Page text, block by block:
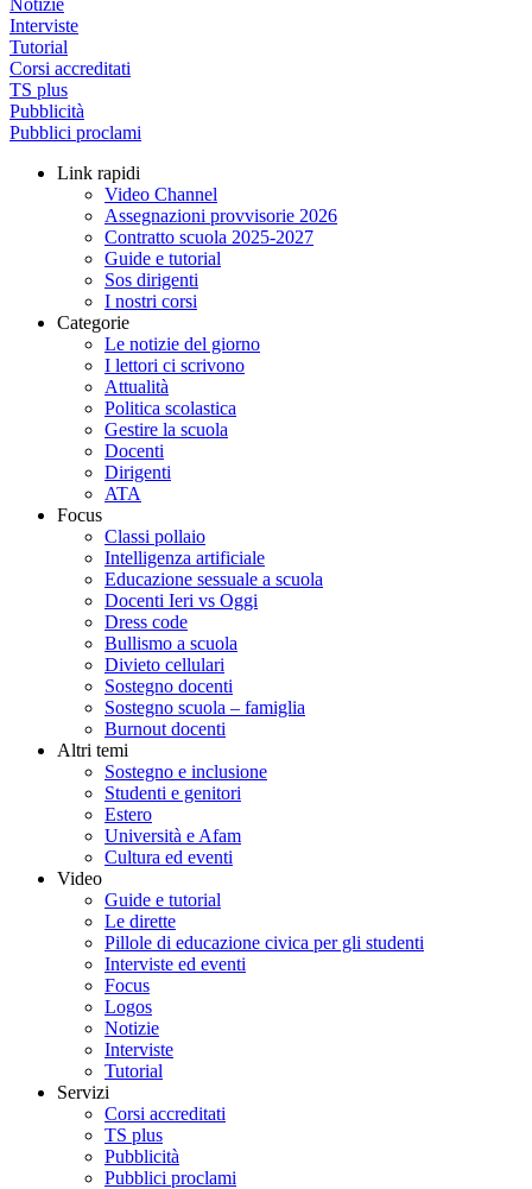
Notizie
Interviste
Tutorial
Corsi accreditati
TS plus
Pubblicità
Pubblici proclami
Link rapidi
Video Channel
Assegnazioni provvisorie 2026
Contratto scuola 2025-2027
Guide e tutorial
Sos dirigenti
I nostri corsi
Categorie
Le notizie del giorno
I lettori ci scrivono
Attualità
Politica scolastica
Gestire la scuola
Docenti
Dirigenti
ATA
Focus
Classi pollaio
Intelligenza artificiale
Educazione sessuale a scuola
Docenti Ieri vs Oggi
Dress code
Bullismo a scuola
Divieto cellulari
Sostegno docenti
Sostegno scuola – famiglia
Burnout docenti
Altri temi
Sostegno e inclusione
Studenti e genitori
Estero
Università e Afam
Cultura ed eventi
Video
Guide e tutorial
Le dirette
Pillole di educazione civica per gli studenti
Interviste ed eventi
Focus
Logos
Notizie
Interviste
Tutorial
Servizi
Corsi accreditati
TS plus
Pubblicità
Pubblici proclami